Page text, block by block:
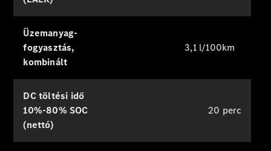
útmutatók
Töltési
megoldások
Támogatás és
Üzemanyag-
fogyasztás,
kombinált
3,1 l/100km
DC töltési idő
10%-80% SOC
(nettó)
20 perc